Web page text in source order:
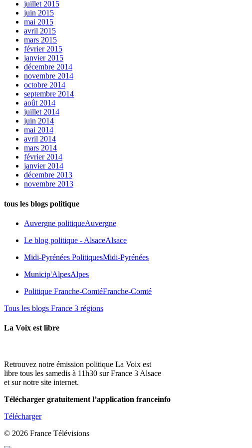
juillet 2015
juin 2015
mai 2015
avril 2015
mars 2015
février 2015
janvier 2015
décembre 2014
novembre 2014
octobre 2014
septembre 2014
août 2014
juillet 2014
juin 2014
mai 2014
avril 2014
mars 2014
février 2014
janvier 2014
décembre 2013
novembre 2013
tous les blogs politique
Auvergne politiqueAuvergne
Le blog politique - AlsaceAlsace
Midi-Pyrénées PolitiquesMidi-Pyrénées
Municip'AlpesAlpes
Politique Franche-ComtéFranche-Comté
Tous les blogs France 3 régions
La Voix est libre
Retrouvez notre émission politique La Voix est
libre tous les samedis à 11h30 sur France 3 Alsace
et sur notre site internet.
Télécharger gratuitement l’application franceinfo
Télécharger
© 2026 France Télévisions